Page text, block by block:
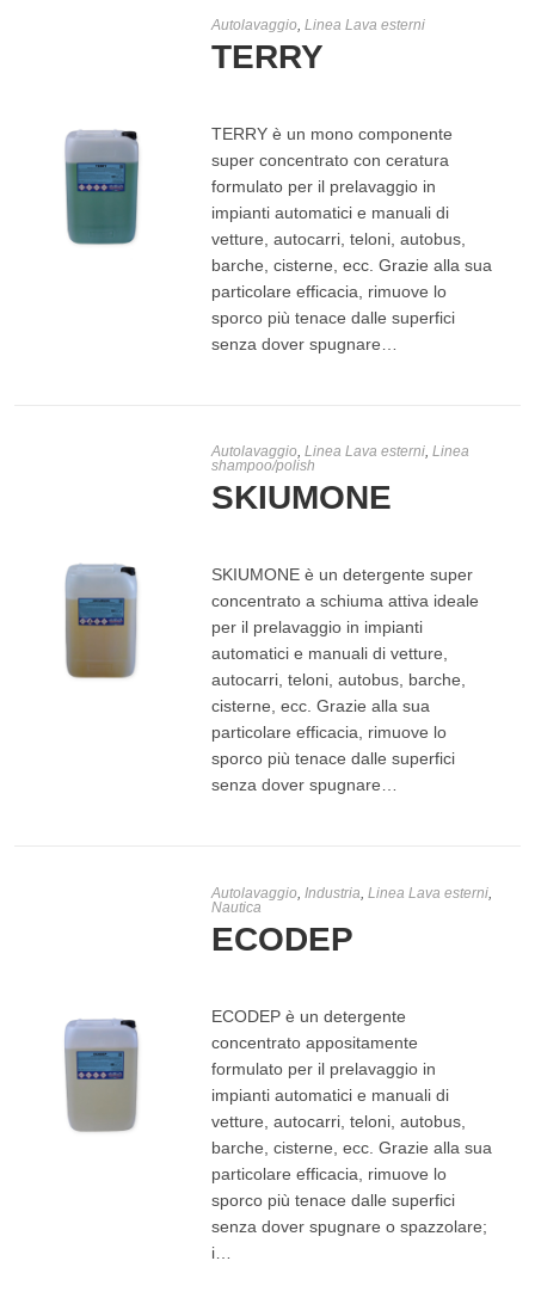
Autolavaggio ,Linea Lava esterni
TERRY
TERRY è un mono componente
super concentrato con ceratura
formulato per il prelavaggio in
impianti automatici e manuali di
vetture, autocarri, teloni, autobus,
barche, cisterne, ecc. Grazie alla sua
particolare efficacia, rimuove lo
sporco più tenace dalle superfici
senza dover spugnare…
Autolavaggio,Linea Lava esterni,Linea
shampoo/polish
SKIUMONE
SKIUMONE è un detergente super
concentrato a schiuma attiva ideale
per il prelavaggio in impianti
automatici e manuali di vetture,
autocarri, teloni, autobus, barche,
cisterne, ecc. Grazie alla sua
particolare efficacia, rimuove lo
sporco più tenace dalle superfici
senza dover spugnare…
Autolavaggio ,Industria ,Linea Lava esterni
Nautica
ECODEP
ECODEP è un detergente
concentrato appositamente
formulato per il prelavaggio in
impianti automatici e manuali di
vetture, autocarri, teloni, autobus,
barche, cisterne, ecc. Grazie alla sua
particolare efficacia, rimuove lo
sporco più tenace dalle superfici
senza dover spugnare o spazzolare;
i…